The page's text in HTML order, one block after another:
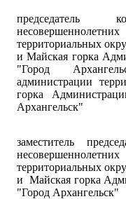
территориальных
и Майская горка
"Город
администрации
горка
Архангельск"
заместитель
территориальных
и Майская горка
"Город Архангельск"